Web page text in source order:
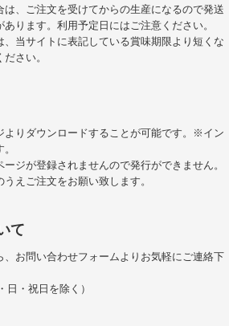
、ご注文を受けてからの生産になるので発送
ります。利用予定日にはご注意ください。
、当サイトに表記している賞味期限より短くな
さい。
よりダウンロードすることが可能です。※イン
ジが登録されませんので発行ができません。
えご注文をお願い致します。
て
、お問い合わせフォームよりお気軽にご連絡下
日・祝日を除く）